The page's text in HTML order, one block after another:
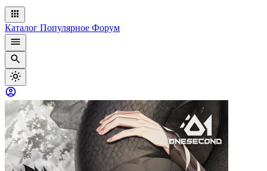
Каталог Популярное Форум